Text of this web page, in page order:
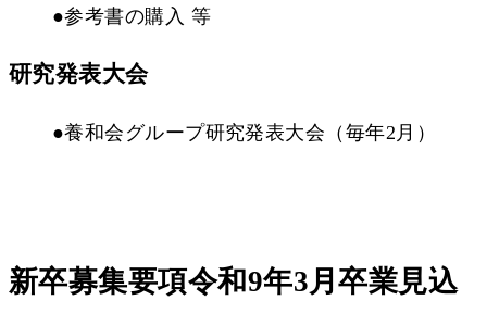
●参考書の購入 等
研究発表大会
●養和会グループ研究発表大会（毎年2月）
新卒募集要項令和9年3月卒業見込